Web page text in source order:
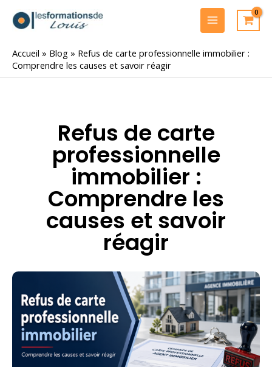
MAIN
MENU
Accueil » Blog » Refus de carte professionnelle immobilier :
Comprendre les causes et savoir réagir
Refus de carte
professionnelle
immobilier :
Comprendre les
causes et savoir
réagir